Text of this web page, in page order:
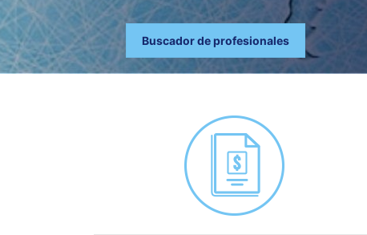
Buscador de profesionales